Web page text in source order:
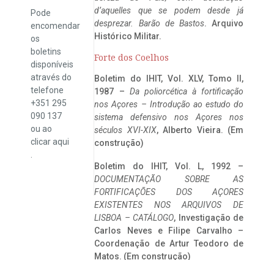
Pode
encomendar
os
boletins
disponíveis
através do
telefone
+351 295
090 137
ou ao
clicaraqui
d’aquelles que se podem desde já
desprezar. Barão de Bastos. Arquivo
Histórico Militar.
Forte dos Coelhos
Boletim do IHIT, Vol. XLV, Tomo II,
1987 – Da poliorcética à fortificação
nos Açores – Introdução ao estudo do
sistema defensivo nos Açores nos
séculos XVI-XIX, Alberto Vieira. (Em
construção)
Boletim do IHIT, Vol. L, 1992 –
DOCUMENTAÇÃO SOBRE AS
FORTIFICAÇÕES DOS AÇORES
EXISTENTES NOS ARQUIVOS DE
LISBOA – CATÁLOGO, Investigação de
Carlos Neves e Filipe Carvalho –
Coordenação de Artur Teodoro de
Matos. (Em construção)